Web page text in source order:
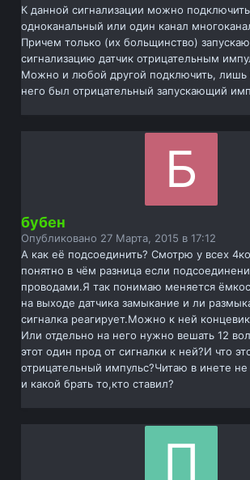
К данной сигнализации можно
одноканальный или один канал
Причем только (их больщинство)
сигнализацию датчик отрицательным
Можно и любой другой подключить, лишь
него был отрицательный запускающий
бубен
Опубликовано 27 Марта, 2015 в 17:12
А как её подсоединить? Смотрю у всех
понятно в чём разница если
проводами.Я так понимаю меняется
на выходе датчика замыкание и ли
сигналка реагирует.Можно к ней
Или отдельно на него нужно вешать 12
этот один прод от сигналки к ней?И что
отрицательный импульс?Читаю в инете не
и какой брать то,кто ставил?